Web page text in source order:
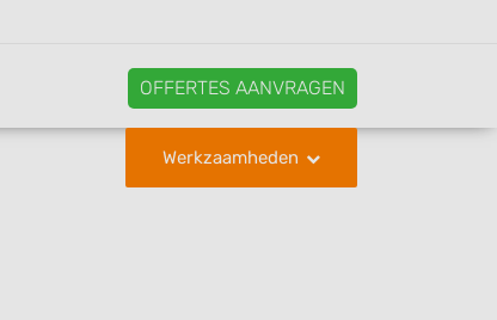
OFFERTES AANVRAGEN
Werkzaamheden